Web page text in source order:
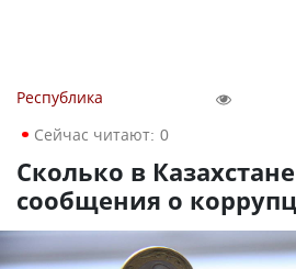
Республика
Сейчас читают: 0
Сколько в
сообщения о